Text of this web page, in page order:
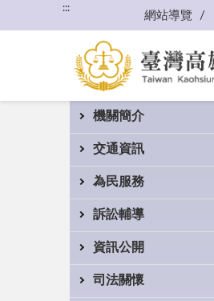
:::
網站導覽
機關簡介
交通資訊
為民服務
訴訟輔導
資訊公開
司法關懷